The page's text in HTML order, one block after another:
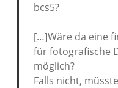
bcs5?
[…]Wäre da eine
für fotografische
möglich?
Falls nicht,